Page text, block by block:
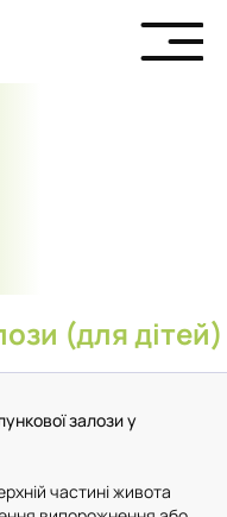
(для дітей)
залози у
частині живота